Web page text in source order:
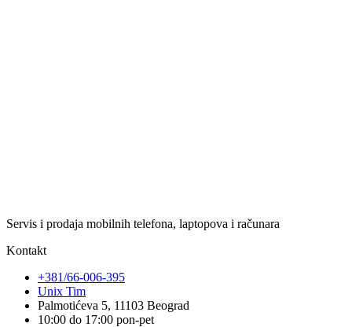
Servis i prodaja mobilnih telefona, laptopova i računara
Kontakt
+381/66-006-395
Unix Tim
Palmotićeva 5, 11103 Beograd
10:00 do 17:00 pon-pet